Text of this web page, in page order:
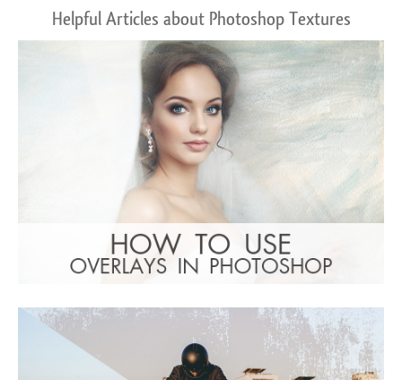
Helpful Articles about Photoshop Textures